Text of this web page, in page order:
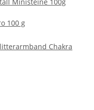
100 g